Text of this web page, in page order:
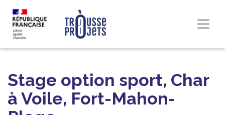
Stage option sport, Char
à Voile, Fort-Mahon-